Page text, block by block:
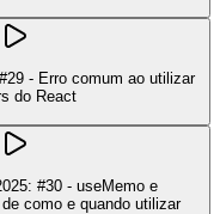
- Erro comum ao utilizar
do React
#30 - useMemo e
como e quando utilizar